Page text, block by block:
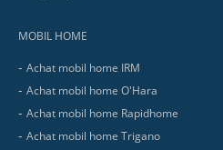
MOBIL HOME
Achat mobil home IRM
Achat mobil home O'Hara
Achat mobil home Rapidhome
Achat mobil home Trigano